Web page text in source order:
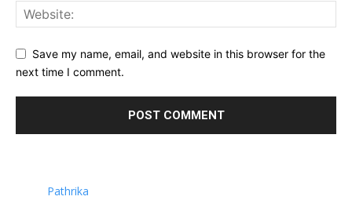
Save my name, email, and website in this browser for the
next time I comment.
Pathrika